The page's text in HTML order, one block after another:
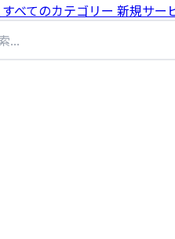
すべてのカテゴリー 新規サー